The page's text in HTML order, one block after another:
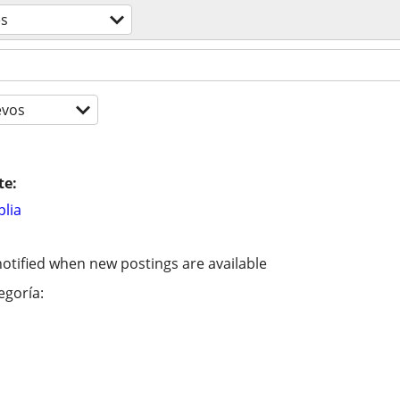
when new postings are available